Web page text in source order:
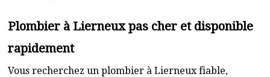
Plombier à Lierneux pas cher et disponible
rapidement
Vous recherchez un plombier à Lierneux fiable,